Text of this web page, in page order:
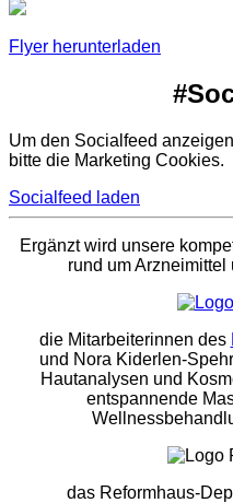
Flyer herunterladen
Um den Socialfeed
bitte die Marketing Cookies.
Socialfeed laden
Ergänzt wird unsere
rund um
die Mitarbeiterinnen des
und Nora Kiderlen-
Hautanalysen und
entspannende
das Reformhaus-